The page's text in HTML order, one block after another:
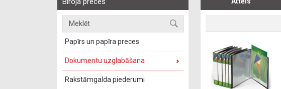
Papīrs un papīra preces
Dokumentu uzglabāšana
Rakstāmgalda piederumi